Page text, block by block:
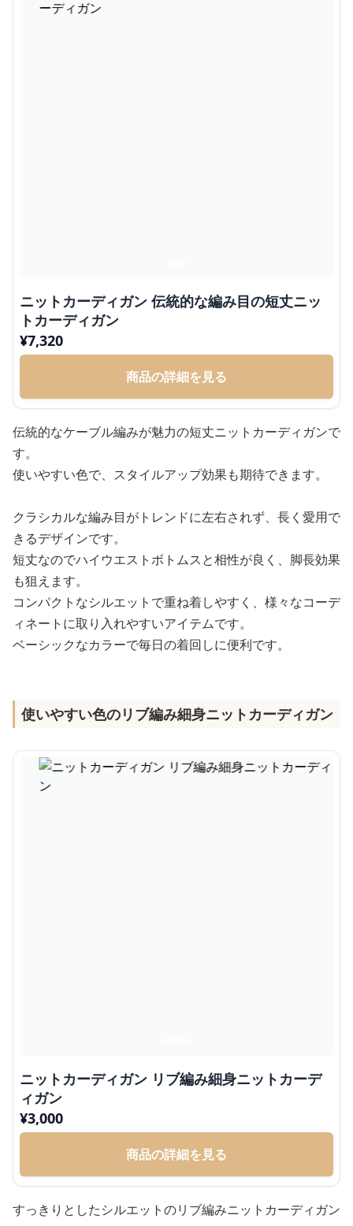
ニットカーディガン 伝統的な編み目の短丈ニッ
トカーディガン
¥7,320
商品の詳細を見る
伝統的なケーブル編みが魅力の短丈ニットカーディガンで
す。
使いやすい色で、スタイルアップ効果も期待できます。
クラシカルな編み目がトレンドに左右されず、長く愛用で
きるデザインです。
短丈なのでハイウエストボトムスと相性が良く、脚長効果
も狙えます。
コンパクトなシルエットで重ね着しやすく、様々なコーデ
ィネートに取り入れやすいアイテムです。
ベーシックなカラーで毎日の着回しに便利です。
使いやすい色のリブ編み細身ニットカーディガン
ニットカーディガン リブ編み細身ニットカーデ
ィガン
¥3,000
商品の詳細を見る
すっきりとしたシルエットのリブ編みニットカーディガン